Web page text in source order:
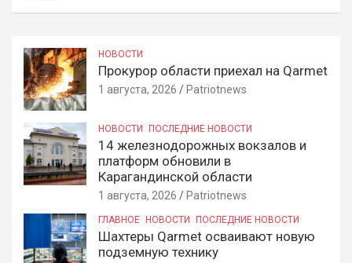
НОВОСТИ
Прокурор области приехал на Qarmet
1 августа, 2026 Patriotnews
НОВОСТИ ПОСЛЕДНИЕ НОВОСТИ
14 железнодорожных вокзалов и
платформ обновили в
Карагандинской области
1 августа, 2026 Patriotnews
ГЛАВНОЕ НОВОСТИ ПОСЛЕДНИЕ НОВОСТИ
Шахтеры Qarmet осваивают новую
подземную технику